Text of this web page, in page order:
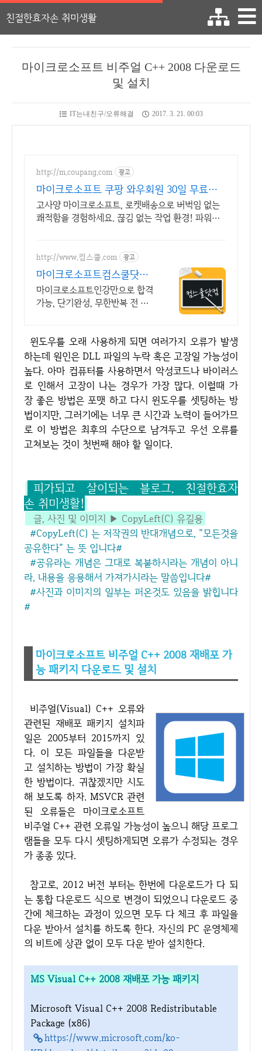
친절한효자손 취미생활
마이크로소프트 비주얼 C++ 2008 다운로드
및 설치
IT는내친구/오류해결 2017. 3. 21. 00:03
http://m.coupang.com 광고
마이크로소프트 쿠팡 와우회원 30일 무료반
품
고사양 마이크로소프트, 로켓배송으로 버벅임 없는
쾌적함을 경험하세요. 끊김 없는 작업 환경! 파워풀
http://www.컴스쿨.com 광고
마이크로소프트컴스쿨닷컴
당일 신청&결제시 기프티
콘!
마이크로소프트인강만으로 합격
가능, 단기완성, 무한반복 전 강
윈도우를 오래 사용하게 되면 여러가지 오류가 발생
하는데 원인은 DLL 파일의 누락 혹은 고장일 가능성이
높다. 아마 컴퓨터를 사용하면서 악성코드나 바이러스
로 인해서 고장이 나는 경우가 가장 많다. 이럴때 가
장 좋은 방법은 포맷 하고 다시 윈도우를 셋팅하는 방
법이지만, 그러기에는 너무 큰 시간과 노력이 들어가므
로 이 방법은 최후의 수단으로 남겨두고 우선 오류를
고쳐보는 것이 첫번째 해야 할 일이다.
피가되고 살이되는 블로그, 친절한효자
손 취미생활!
글, 사진 및 이미지 ▶ CopyLeft(C) 유길용
#CopyLeft(C) 는 저작권의 반대개념으로, "모든것을
공유한다" 는 뜻 입니다#
#공유라는 개념은 그대로 복붙하시라는 개념이 아니
라, 내용을 응용해서 가져가시라는 말씀입니다#
#사진과 이미지의 일부는 퍼온것도 있음을 밝힙니다
#
마이크로소프트 비주얼 C++ 2008 재배포 가
능 패키지 다운로드 및 설치
비주얼(Visual) C++ 오류와
관련된 재배포 패키지 설치파
일은 2005부터 2015까지 있
다. 이 모든 파일들을 다운받
고 설치하는 방법이 가장 확실
한 방법이다. 귀찮겠지만 시도
해 보도록 하자. MSVCR 관련
된 오류들은 마이크로소프트
비주얼 C++ 관련 오류일 가능성이 높으니 해당 프로그
램들을 모두 다시 셋팅하게되면 오류가 수정되는 경우
가 종종 있다.
참고로, 2012 버전 부터는 한번에 다운로드가 다 되
는 통합 다운로드 식으로 변경이 되었으니 다운로드 중
간에 체크하는 과정이 있으면 모두 다 체크 후 파일을
다운 받아서 설치를 하도록 한다. 자신의 PC 운영체제
의 비트에 상관 없이 모두 다운 받아 설치한다.
MS Visual C++ 2008 재배포 가능 패키지
Microsoft Visual C++ 2008 Redistributable
Package (x86)
https://www.microsoft.com/ko-